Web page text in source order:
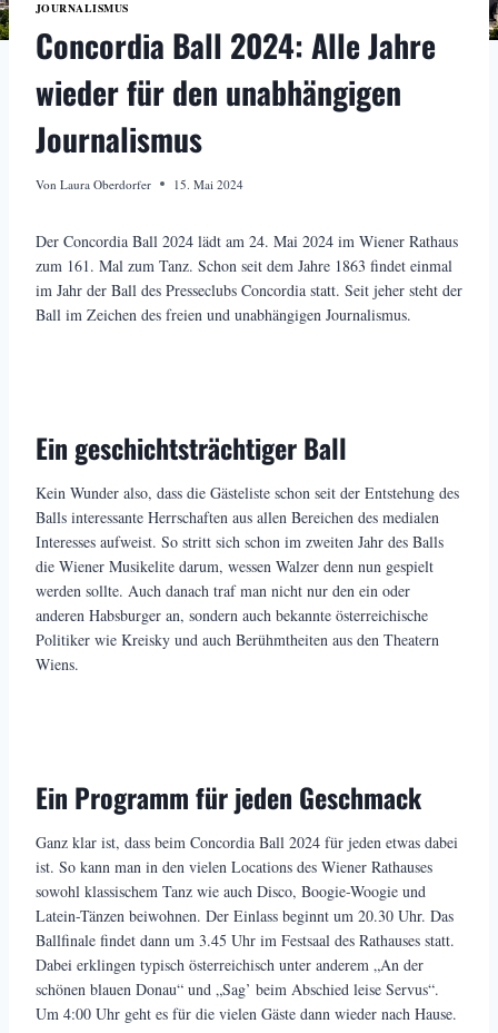
JOURNALISMUS
Concordia Ball 2024: Alle Jahre
wieder für den unabhängigen
Journalismus
Von Laura Oberdorfer 15. Mai 2024
Der Concordia Ball 2024 lädt am 24. Mai 2024 im Wiener Rathaus
zum 161. Mal zum Tanz. Schon seit dem Jahre 1863 findet einmal
im Jahr der Ball des Presseclubs Concordia statt. Seit jeher steht der
Ball im Zeichen des freien und unabhängigen Journalismus.
Ein geschichtsträchtiger Ball
Kein Wunder also, dass die Gästeliste schon seit der Entstehung des
Balls interessante Herrschaften aus allen Bereichen des medialen
Interesses aufweist. So stritt sich schon im zweiten Jahr des Balls
die Wiener Musikelite darum, wessen Walzer denn nun gespielt
werden sollte. Auch danach traf man nicht nur den ein oder
anderen Habsburger an, sondern auch bekannte österreichische
Politiker wie Kreisky und auch Berühmtheiten aus den Theatern
Wiens.
Ein Programm für jeden Geschmack
Ganz klar ist, dass beim Concordia Ball 2024 für jeden etwas dabei
ist. So kann man in den vielen Locations des Wiener Rathauses
sowohl klassischem Tanz wie auch Disco, Boogie-Woogie und
Latein-Tänzen beiwohnen. Der Einlass beginnt um 20.30 Uhr. Das
Ballfinale findet dann um 3.45 Uhr im Festsaal des Rathauses statt.
Dabei erklingen typisch österreichisch unter anderem „An der
schönen blauen Donau“ und „Sag’ beim Abschied leise Servus“.
Um 4:00 Uhr geht es für die vielen Gäste dann wieder nach Hause.